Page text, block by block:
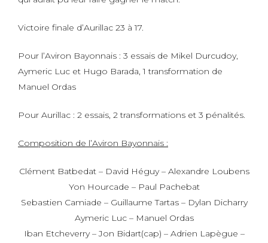
Victoire finale d’Aurillac 23 à 17.
Pour l’Aviron Bayonnais : 3 essais de Mikel Durcudoy,
Aymeric Luc et Hugo Barada, 1 transformation de
Manuel Ordas
Pour Aurillac : 2 essais, 2 transformations et 3 pénalités.
Composition de l’Aviron Bayonnais :
Clément Batbedat – David Héguy – Alexandre Loubens
Yon Hourcade – Paul Pachebat
Sebastien Camiade – Guillaume Tartas – Dylan Dicharry
Aymeric Luc – Manuel Ordas
Iban Etcheverry – Jon Bidart(cap) – Adrien Lapègue –